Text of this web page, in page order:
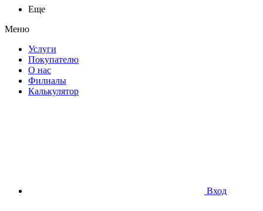
Еще
Меню
Услуги
Покупателю
О нас
Филиалы
Калькулятор
Вход